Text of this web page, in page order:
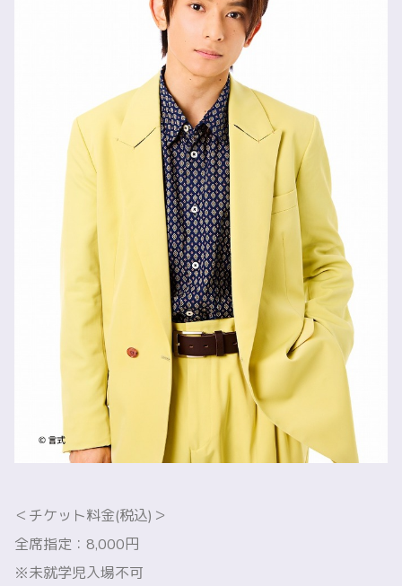
＜チケット料金(税込)＞
全席指定：8,000円
※未就学児入場不可